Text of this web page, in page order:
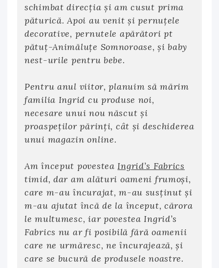
schimbat direcția și am cusut prima
păturică. Apoi au venit și pernuțele
decorative, pernutele apărători pt
pătuț-Animăluțe Somnoroase, și baby
nest-urile pentru bebe.
Pentru anul viitor, planuim să mărim
familia Ingrid cu produse noi,
necesare unui nou născut și
proaspeţilor părinți, cât și deschiderea
unui magazin online.
Am început povesteaIngrid’s Fabrics
timid, dar am alături oameni frumoși,
care m-au încurajat, m-au susținut și
m-au ajutat încă de la început, cărora
le multumesc, iar povestea Ingrid’s
Fabrics nu ar fi posibilă fără oamenii
care ne urmăresc, ne încurajează, și
care se bucură de produsele noastre.